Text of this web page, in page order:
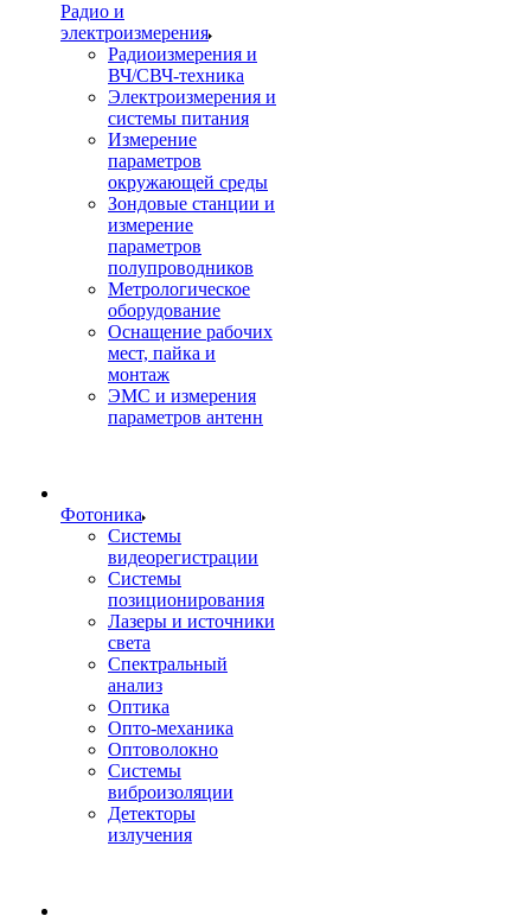
Радио и
электроизмерения
Радиоизмерения и
ВЧ/СВЧ-техника
Электроизмерения и
системы питания
Измерение
параметров
окружающей среды
Зондовые станции и
измерение
параметров
полупроводников
Метрологическое
оборудование
Оснащение рабочих
мест, пайка и
монтаж
ЭМС и измерения
параметров антенн
Фотоника
Cистемы
видеорегистрации
Системы
позиционирования
Лазеры и источники
света
Спектральный
анализ
Оптика
Опто-механика
Оптоволокно
Системы
виброизоляции
Детекторы
излучения